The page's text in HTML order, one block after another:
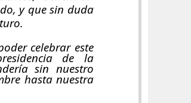
y que sin duda
celebrar este
de la
sin nuestro
hasta nuestra